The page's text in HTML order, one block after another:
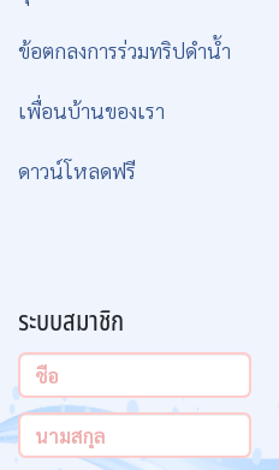
ข้อตกลงการร่วมทริปดำน้ำ
เพื่อนบ้านของเรา
ดาวน์โหลดฟรี
ระบบสมาชิก